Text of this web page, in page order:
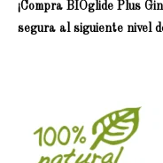
¡Compra BIOglide Plus
segura al siguiente nivel